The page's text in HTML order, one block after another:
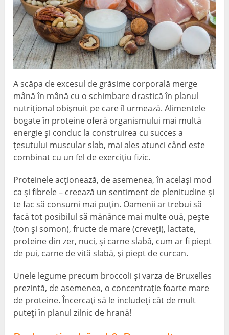
A scăpa de excesul de grăsime corporală merge
mână în mână cu o schimbare drastică în planul
nutrițional obișnuit pe care îl urmează. Alimentele
bogate în proteine ​​oferă organismului mai multă
energie și conduc la construirea cu succes a
țesutului muscular slab, mai ales atunci când este
combinat cu un fel de exercițiu fizic.
Proteinele acționează, de asemenea, în același mod
ca și fibrele – creează un sentiment de plenitudine și
te fac să consumi mai puțin. Oamenii ar trebui să
facă tot posibilul să mănânce mai multe ouă, peşte
(ton și somon), fructe de mare (creveți), lactate,
proteine ​​din zer, nuci, și carne slabă, cum ar fi piept
de pui, carne de vită slabă, și piept de curcan.
Unele legume precum broccoli și varza de Bruxelles
prezintă, de asemenea, o concentrație foarte mare
de proteine. Încercați să le includeți cât de mult
puteți în planul zilnic de hrană!